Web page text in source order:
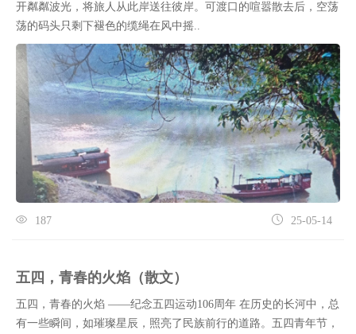
开粼粼波光，将旅人从此岸送往彼岸。可渡口的喧嚣散去后，空荡
荡的码头只剩下褪色的缆绳在风中摇..
187 25-05-14
五四，青春的火焰（散文）
五四，青春的火焰 ——纪念五四运动106周年 在历史的长河中，总
有一些瞬间，如璀璨星辰，照亮了民族前行的道路。五四青年节，